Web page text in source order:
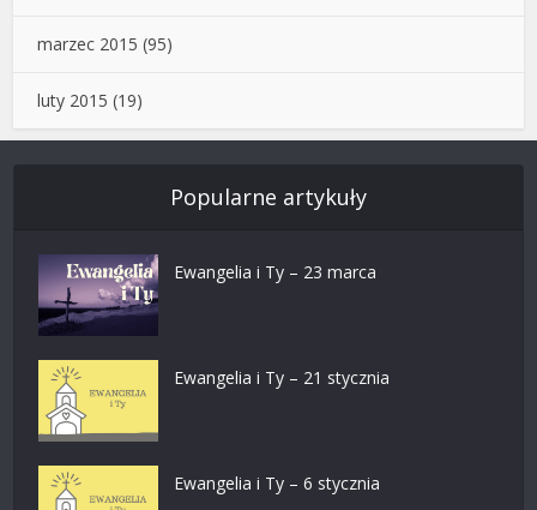
marzec 2015 (95)
luty 2015 (19)
Popularne artykuły
Ewangelia i Ty – 23 marca
Ewangelia i Ty – 21 stycznia
Ewangelia i Ty – 6 stycznia